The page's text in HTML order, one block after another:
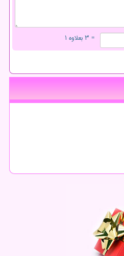
= ۳ بعلاوه ۱